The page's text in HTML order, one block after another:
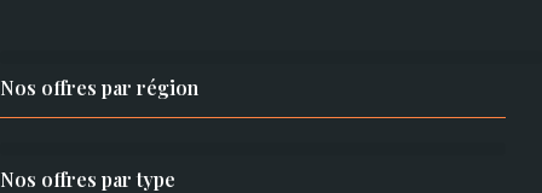
Nos offres par région
Nos offres par type